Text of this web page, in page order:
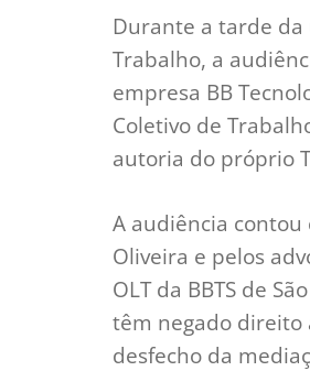
Durante a tarde
Trabalho, a
empresa BB
Coletivo de
autoria do próprio
A audiência
Oliveira e pelos
OLT da BBTS de
têm negado direito
desfecho da